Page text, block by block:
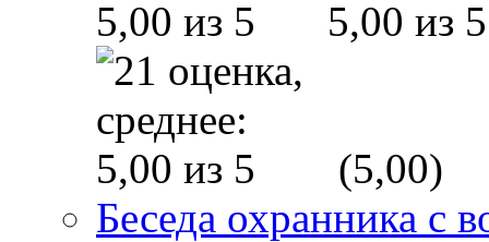
(5,00)
Беседа охранника с